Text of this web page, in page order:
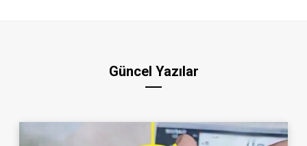
Güncel Yazılar